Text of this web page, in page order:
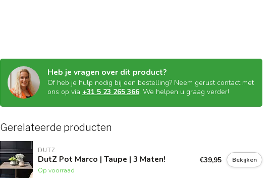
Heb je vragen over dit product?
Of heb je hulp nodig bij een bestelling? Neem gerust contact met
ons op via +31 5 23 265 366. We helpen u graag verder!
Gerelateerde producten
DUTZ
DutZ Pot Marco | Taupe | 3 Maten!
Op voorraad
€39,95 Bekijken